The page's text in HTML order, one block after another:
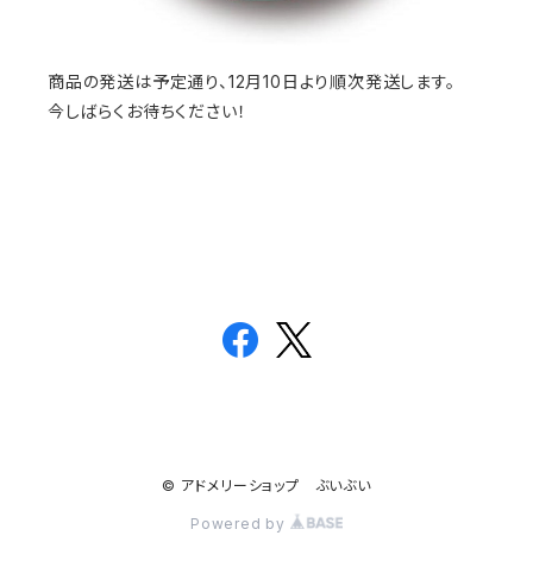
商品の発送は予定通り、12月10日より順次発送します。
今しばらくお待ちください！
© アドメリーショップ ぶいぶい
Powered by